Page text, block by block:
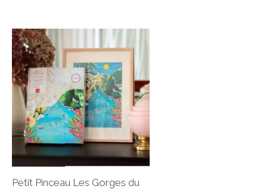
Petit Pinceau Les Gorges du